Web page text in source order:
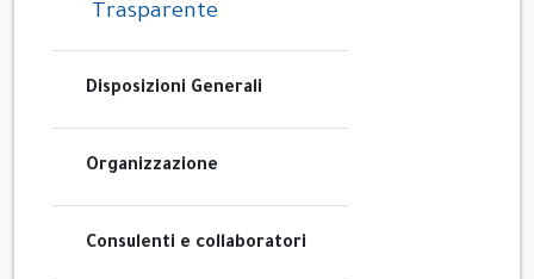
Trasparente
Disposizioni Generali
Organizzazione
Consulenti e collaboratori